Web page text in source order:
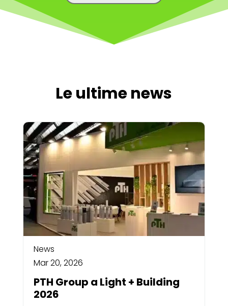
Le ultime news
News
Mar 20, 2026
PTH Group a Light + Building
2026